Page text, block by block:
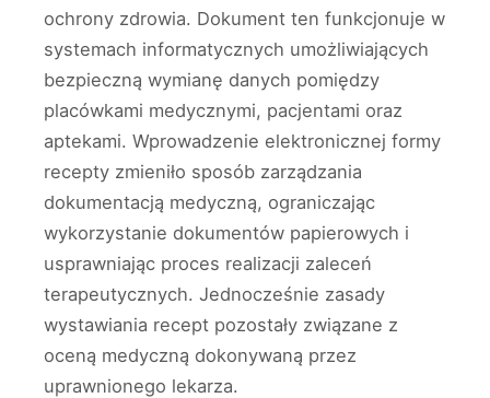
ochrony zdrowia. Dokument ten funkcjonuje w
systemach informatycznych umożliwiających
bezpieczną wymianę danych pomiędzy
placówkami medycznymi, pacjentami oraz
aptekami. Wprowadzenie elektronicznej formy
recepty zmieniło sposób zarządzania
dokumentacją medyczną, ograniczając
wykorzystanie dokumentów papierowych i
usprawniając proces realizacji zaleceń
terapeutycznych. Jednocześnie zasady
wystawiania recept pozostały związane z
oceną medyczną dokonywaną przez
uprawnionego lekarza.